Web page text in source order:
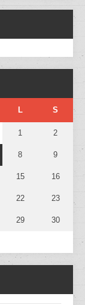
L S
1 2
8 9
15 16
22 23
29 30